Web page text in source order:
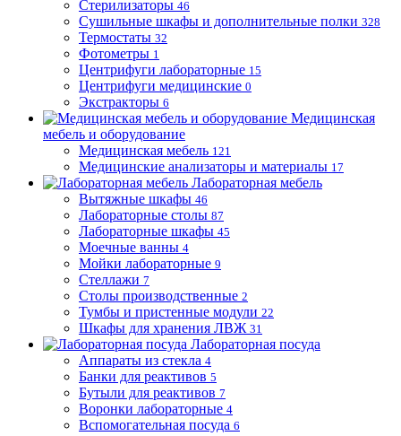
Стерилизаторы 46
Сушильные шкафы и дополнительные полки 328
Термостаты 32
Фотометры 1
Центрифуги лабораторные 15
Центрифуги медицинские 0
Экстракторы 6
Медицинская
мебель и оборудование
Медицинская мебель 121
Медицинские анализаторы и материалы 17
Лабораторная мебель
Вытяжные шкафы 46
Лабораторные столы 87
Лабораторные шкафы 45
Моечные ванны 4
Мойки лабораторные 9
Стеллажи 7
Столы производственные 2
Тумбы и пристенные модули 22
Шкафы для хранения ЛВЖ 31
Лабораторная посуда
Аппараты из стекла 4
Банки для реактивов 5
Бутыли для реактивов 7
Воронки лабораторные 4
Вспомогательная посуда 6